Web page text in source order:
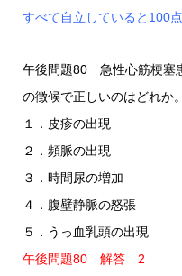
すべて自立していると100点
午後問題80 急性心筋梗塞
の徴候で正しいのはどれか。
１．皮疹の出現
２．頻脈の出現
３．時間尿の増加
４．腹壁静脈の怒張
５．うっ血乳頭の出現
午後問題80 解答 2